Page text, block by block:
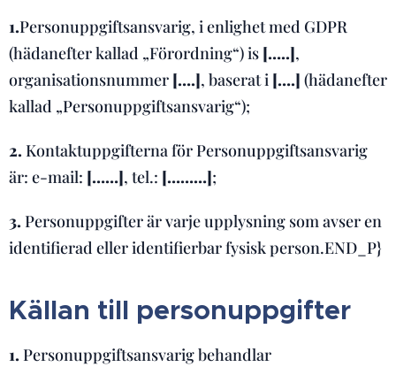
1.Personuppgiftsansvarig, i enlighet med GDPR
(hädanefter kallad „Förordning“) is […..],
organisationsnummer [….], baserat i [….] (hädanefter
kallad „Personuppgiftsansvarig“);
2. Kontaktuppgifterna för Personuppgiftsansvarig
är: e-mail: [……], tel.: [………];
3. Personuppgifter är varje upplysning som avser en
identifierad eller identifierbar fysisk person.END_P}
Källan till personuppgifter
1. Personuppgiftsansvarig behandlar